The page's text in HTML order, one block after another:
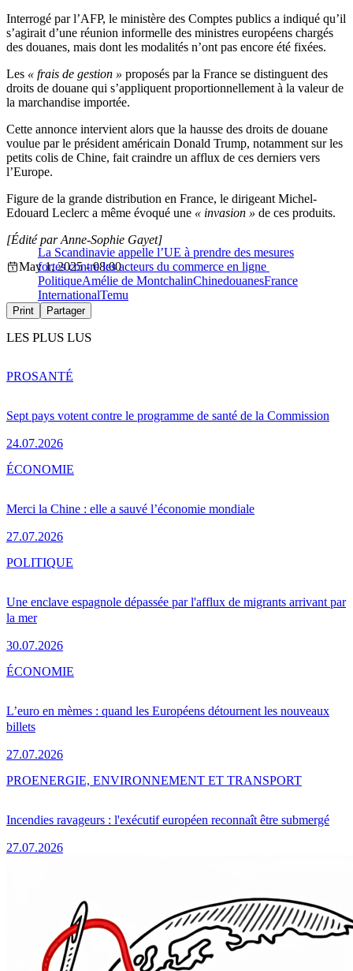
Interrogé par l’AFP, le ministère des Comptes publics a indiqué qu’il
s’agirait d’une réunion informelle des ministres européens chargés
des douanes, mais dont les modalités n’ont pas encore été fixées.
Les « frais de gestion » proposés par la France se distinguent des
droits de douane qui s’appliquent proportionnellement à la valeur de
la marchandise importée.
Cette annonce intervient alors que la hausse des droits de douane
voulue par le président américain Donald Trump, notamment sur les
petits colis de Chine, fait craindre un afflux de ces derniers vers
l’Europe.
Figure de la grande distribution en France, le dirigeant Michel-
Edouard Leclerc a même évoqué une « invasion » de ces produits.
La Scandinavie appelle l’UE à prendre des mesures
fortes contre les acteurs du commerce en ligne
[Édité par Anne-Sophie Gayet]
May 1, 2025 - 08:00
PolitiqueAmélie de MontchalinChinedouanesFrance
InternationalTemu
Print Partager
LES PLUS LUS
Sept pays votent contre le programme de santé de la Commission
24.07.2026
PROSANTÉ
Merci la Chine : elle a sauvé l’économie mondiale
27.07.2026
ÉCONOMIE
Une enclave espagnole dépassée par l'afflux de migrants arrivant par
la mer
30.07.2026
POLITIQUE
L’euro en mèmes : quand les Européens détournent les nouveaux
billets
27.07.2026
ÉCONOMIE
Incendies ravageurs : l'exécutif européen reconnaît être submergé
27.07.2026
PROENERGIE, ENVIRONNEMENT ET TRANSPORT